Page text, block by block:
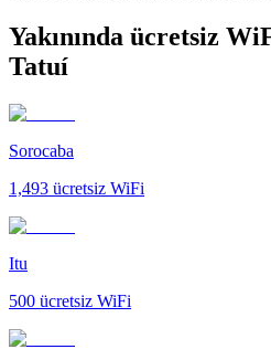
Yakınında ücretsiz
Tatuí
Sorocaba
1,493 ücretsiz WiFi
Itu
500 ücretsiz WiFi